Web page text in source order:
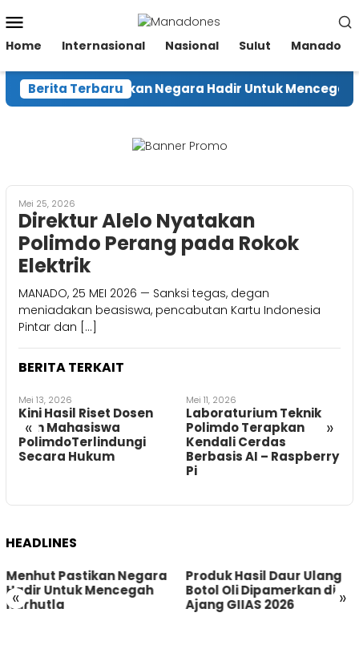
ke
kontenMobile
Home Internasional Nasional Sulut Manado
Berita Terbaru
Menhut Pastikan Negara Hadir Untuk Mencegah
Mei 25, 2026
Direktur Alelo Nyatakan
Polimdo Perang pada Rokok
Elektrik
MANADO, 25 MEI 2026 — Sanksi tegas, degan
meniadakan beasiswa, pencabutan Kartu Indonesia
Pintar dan […]
BERITA TERKAIT
« »
Mei 11, 2026
Laboraturium Teknik
Polimdo Terapkan
Kendali Cerdas
Berbasis AI – Raspberry
Mei 8, 2026
Perkuat Daya Saing
Global, Polimdo
Prioritaskan Penelitian
Berdampak dan
HEADLINES
« »
Produk Hasil Daur Ulang
Botol Oli Dipamerkan di
Ajang GIIAS 2026
Polda Sulut Siagakan 520
Personel Gabungan
Amankan TIFF 2026